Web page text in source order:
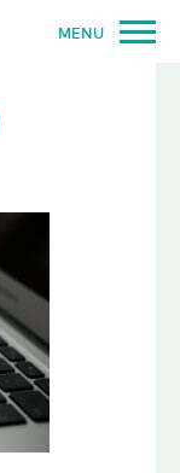
MENU